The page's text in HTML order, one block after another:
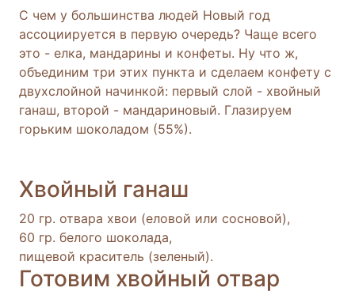
С чем у большинства людей Новый год
ассоциируется в первую очередь? Чаще всего
это - елка, мандарины и конфеты. Ну что ж,
объединим три этих пункта и сделаем конфету с
двухслойной начинкой: первый слой - хвойный
ганаш, второй - мандариновый. Глазируем
горьким шоколадом (55%).
Хвойный ганаш
20 гр. отвара хвои (еловой или сосновой),
60 гр. белого шоколада,
пищевой краситель (зеленый).
Готовим хвойный отвар